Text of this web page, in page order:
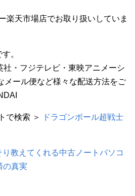
楽天市場店でお取り扱いしていま
。
社・フジテレビ・東映アニメーシ
メール便など様々な配送方法をご
で検索 ＞
ドラゴンボール超戦士
教えてくれる中古ノートパソコ
の真実